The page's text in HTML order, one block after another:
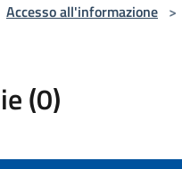
Accesso all'informazione >
(0)